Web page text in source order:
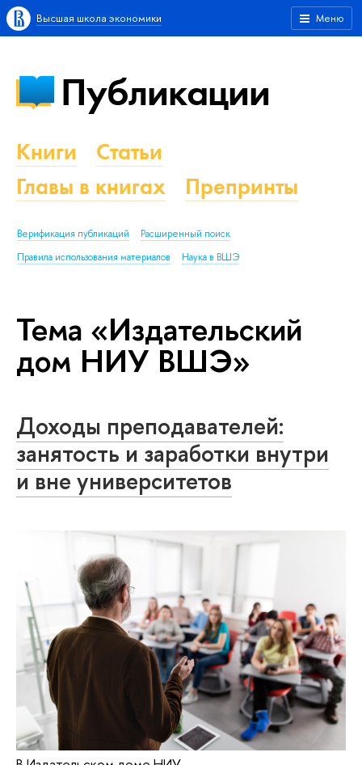
Меню
Высшая школа экономики
Публикации
Книги
Статьи
Главы в книгах
Препринты
Верификация публикаций
Расширенный поиск
Правила использования материалов
Наука в ВШЭ
Тема «Издательский
дом НИУ ВШЭ»
Доходы преподавателей:
занятость и заработки внутри
и вне университетов